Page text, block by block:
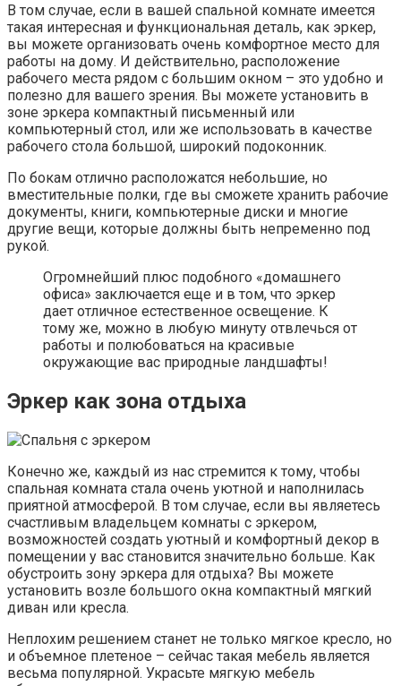
В том случае, если в вашей спальной комнате имеется
такая интересная и функциональная деталь, как эркер,
вы можете организовать очень комфортное место для
работы на дому. И действительно, расположение
рабочего места рядом с большим окном – это удобно и
полезно для вашего зрения. Вы можете установить в
зоне эркера компактный письменный или
компьютерный стол, или же использовать в качестве
рабочего стола большой, широкий подоконник.
По бокам отлично расположатся небольшие, но
вместительные полки, где вы сможете хранить рабочие
документы, книги, компьютерные диски и многие
другие вещи, которые должны быть непременно под
рукой.
Огромнейший плюс подобного «домашнего
офиса» заключается еще и в том, что эркер
дает отличное естественное освещение. К
тому же, можно в любую минуту отвлечься от
работы и полюбоваться на красивые
окружающие вас природные ландшафты!
Эркер как зона отдыха
Конечно же, каждый из нас стремится к тому, чтобы
спальная комната стала очень уютной и наполнилась
приятной атмосферой. В том случае, если вы являетесь
счастливым владельцем комнаты с эркером,
возможностей создать уютный и комфортный декор в
помещении у вас становится значительно больше. Как
обустроить зону эркера для отдыха? Вы можете
установить возле большого окна компактный мягкий
диван или кресла.
Неплохим решением станет не только мягкое кресло, но
и объемное плетеное – сейчас такая мебель является
весьма популярной. Украсьте мягкую мебель